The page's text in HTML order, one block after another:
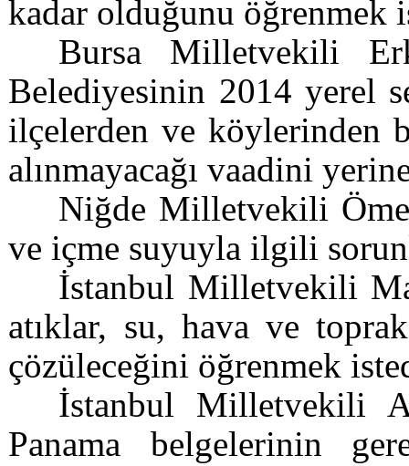
kadar olduğunu öğrenmek
Bursa Milletvekili
Belediyesinin 2014 yerel
ilçelerden ve köylerinden
alınmayacağı vaadini
Niğde Milletvekili
ve içme suyuyla ilgili
İstanbul Milletvekili
atıklar, su, hava ve
çözüleceğini öğrenmek
İstanbul Milletvekili
Panama belgelerinin